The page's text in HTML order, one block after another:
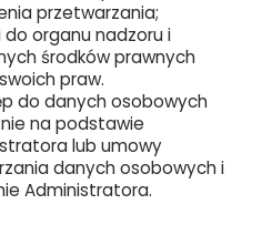
przetwarzania;
organu nadzoru i
środków prawnych
praw.
do danych osobowych
na podstawie
lub umowy
danych osobowych i
Administratora.